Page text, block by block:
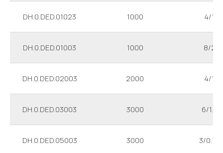
DH.0.DED.01023 1000 4/1
DH.0.DED.01003 1000 8/2
DH.0.DED.02003 2000 4/1
DH.0.DED.03003 3000 6/1.5
DH.0.DED.05003 3000 3/0.75